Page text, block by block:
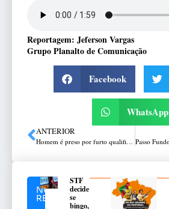
Reportagem: Jeferson Vargas
Grupo Planalto de Comunicação
Facebook
WhatsApp
ANTERIOR
Homem é preso por furto qualificado e cumprimento de mandado de prisão no bairro Bom Jesus, em Passo Fundo
NOTÍCIAS
RELACIONADAS
STF
decide
se
bingo,